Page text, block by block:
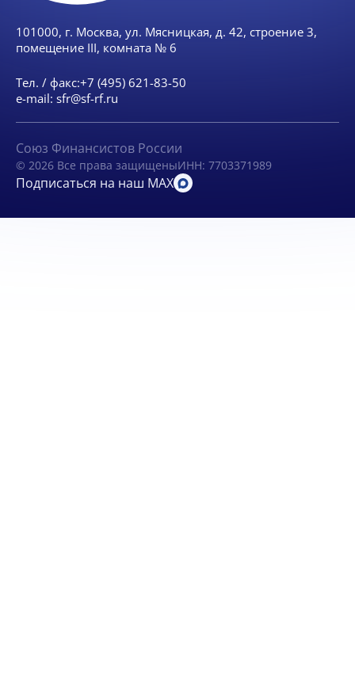
101000, г. Москва, ул. Мясницкая, д. 42, строение 3,
помещение III, комната № 6
Тел. / факс:+7 (495) 621-83-50
e-mail: sfr@sf-rf.ru
Союз Финансистов России
© 2026 Все права защищеныИНН: 7703371989
Подписаться на наш MAX